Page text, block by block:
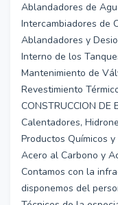
Ablandadores de
Intercambiadores de
Ablandadores y
Interno de los
Mantenimiento de
Revestimiento
CONSTRUCCION DE
Calentadores,
Productos Químicos
Acero al Carbono y
Contamos con la
disponemos del